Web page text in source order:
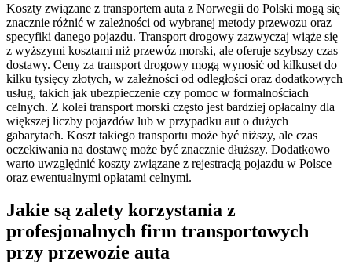
Koszty związane z transportem auta z Norwegii do Polski mogą się
znacznie różnić w zależności od wybranej metody przewozu oraz
specyfiki danego pojazdu. Transport drogowy zazwyczaj wiąże się
z wyższymi kosztami niż przewóz morski, ale oferuje szybszy czas
dostawy. Ceny za transport drogowy mogą wynosić od kilkuset do
kilku tysięcy złotych, w zależności od odległości oraz dodatkowych
usług, takich jak ubezpieczenie czy pomoc w formalnościach
celnych. Z kolei transport morski często jest bardziej opłacalny dla
większej liczby pojazdów lub w przypadku aut o dużych
gabarytach. Koszt takiego transportu może być niższy, ale czas
oczekiwania na dostawę może być znacznie dłuższy. Dodatkowo
warto uwzględnić koszty związane z rejestracją pojazdu w Polsce
oraz ewentualnymi opłatami celnymi.
Jakie są zalety korzystania z
profesjonalnych firm transportowych
przy przewozie auta